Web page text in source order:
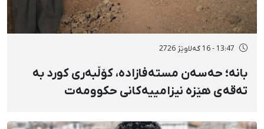
13:47 - 16 گەلاوێژ 2726
بانه؛ حەسەن مستەفازادە، کۆڵبەری کورد بە
تەقەی هێزە نیزامییەکانی حکوومەت